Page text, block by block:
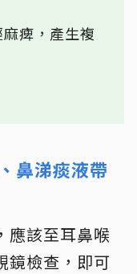
痺，產生複
鼻涕痰液帶
應該至耳鼻喉
鏡檢查，即可